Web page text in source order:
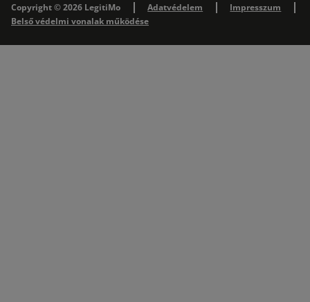
Copyright © 2026 LegitiMo Adatvédelem
Impresszum
Belső védelmi vonalak működése